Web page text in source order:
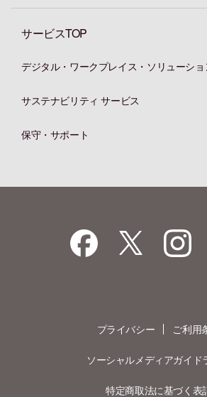
サービスTOP
デジタル・ワークプレイス・ソリューショ
サステナビリティ サービス
保守・サポート
プライバシー ご利用
ソーシャルメディアガイド
特定商取法に基づく表